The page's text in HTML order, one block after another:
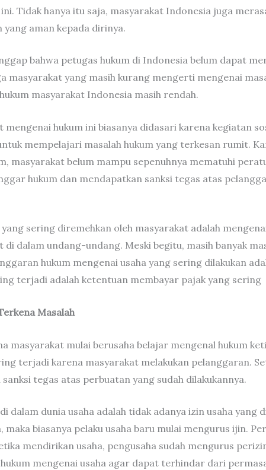
Tidak hanya itu saja, masyarakat Indonesia juga
aman kepada dirinya.
bahwa petugas hukum di Indonesia belum dapat
masyarakat yang masih kurang mengerti mengenai
masyarakat Indonesia masih rendah.
hukum ini biasanya didasari karena kegiatan
mempelajari masalah hukum yang terkesan rumit.
masyarakat belum mampu sepenuhnya mematuhi
hukum dan mendapatkan sanksi tegas atas
yang sering diremehkan oleh masyarakat adalah
di dalam undang-undang. Meski begitu, masih banyak
hukum mengenai usaha yang sering dilakukan
terjadi adalah ketentuan membayar pajak yang sering
Masalah
masyarakat mulai berusaha belajar mengenal hukum
terjadi karena masyarakat melakukan pelanggaran.
tegas atas perbuatan yang sudah dilakukannya.
dalam dunia usaha adalah tidak adanya izin usaha yang
maka biasanya pelaku usaha baru mulai mengurus ijin.
mendirikan usaha, pengusaha sudah mengurus
mengenai usaha agar dapat terhindar dari